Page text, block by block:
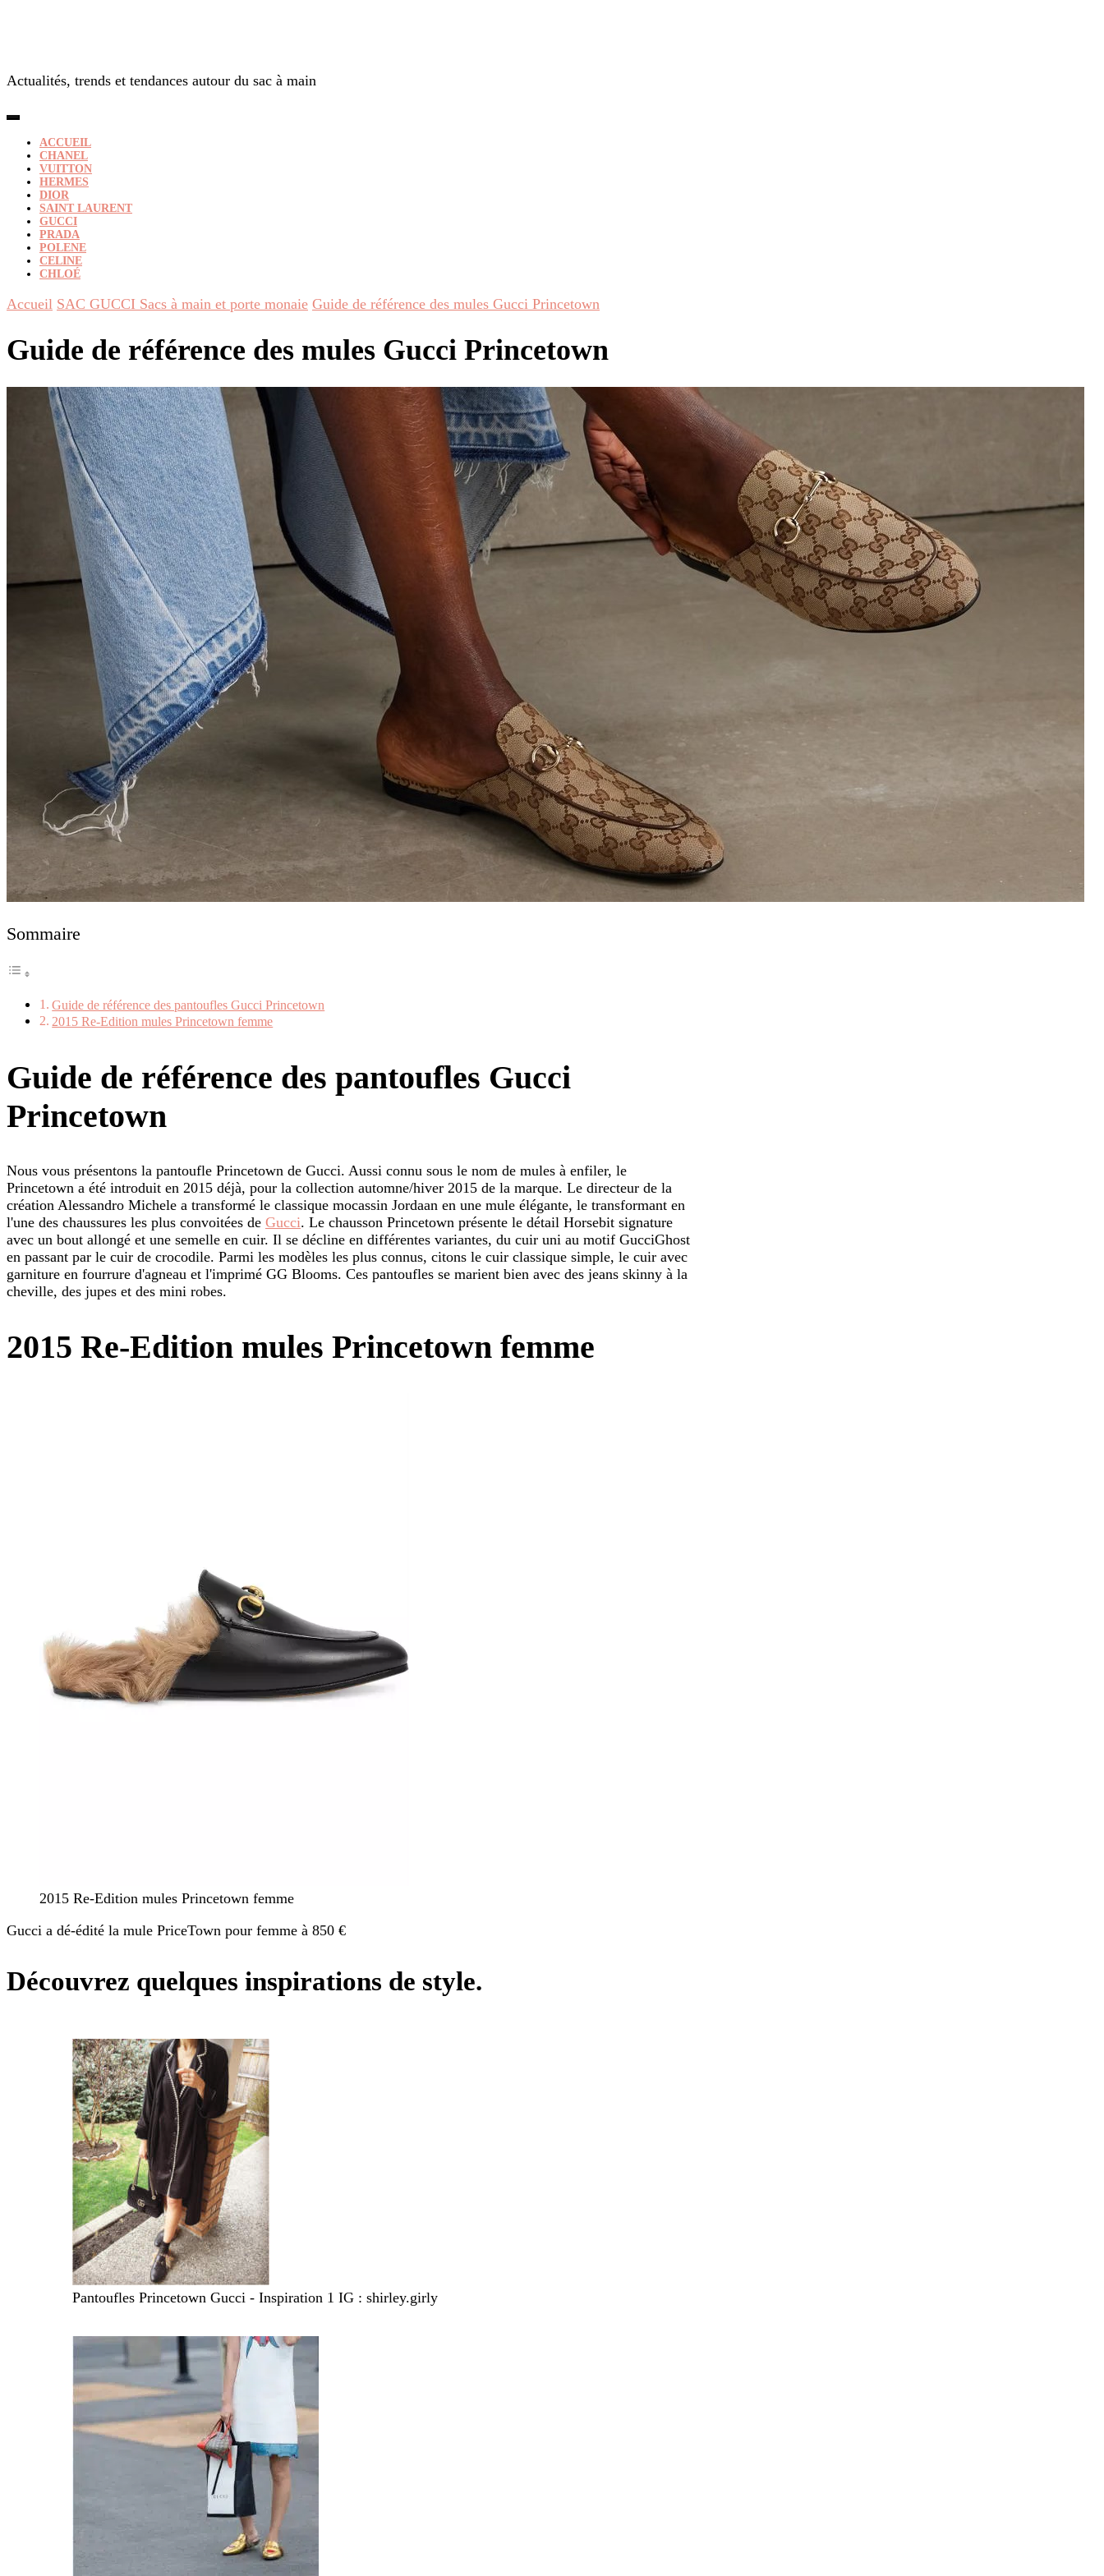
Actualités, trends et tendances autour du sac à main
ACCUEIL
CHANEL
VUITTON
HERMES
DIOR
SAINT LAURENT
GUCCI
PRADA
POLENE
CELINE
CHLOÉ
Accueil SAC GUCCI Sacs à main et porte monaie Guide de référence des mules Gucci Princetown
Guide de référence des mules Gucci Princetown
Sommaire
Guide de référence des pantoufles Gucci Princetown
2015 Re-Edition mules Princetown femme
Guide de référence des pantoufles Gucci
Princetown
Nous vous présentons la pantoufle Princetown de Gucci. Aussi connu sous le nom de mules à enfiler, le
Princetown a été introduit en 2015 déjà, pour la collection automne/hiver 2015 de la marque. Le directeur de la
création Alessandro Michele a transformé le classique mocassin Jordaan en une mule élégante, le transformant en
l'une des chaussures les plus convoitées de Gucci. Le chausson Princetown présente le détail Horsebit signature
avec un bout allongé et une semelle en cuir. Il se décline en différentes variantes, du cuir uni au motif GucciGhost
en passant par le cuir de crocodile. Parmi les modèles les plus connus, citons le cuir classique simple, le cuir avec
garniture en fourrure d'agneau et l'imprimé GG Blooms. Ces pantoufles se marient bien avec des jeans skinny à la
cheville, des jupes et des mini robes.
2015 Re-Edition mules Princetown femme
2015 Re-Edition mules Princetown femme
Gucci a dé-édité la mule PriceTown pour femme à 850 €
Découvrez quelques inspirations de style.
Pantoufles Princetown Gucci - Inspiration 1 IG : shirley.girly